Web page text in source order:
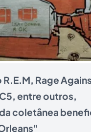
Rage
entre outros,
coletânea